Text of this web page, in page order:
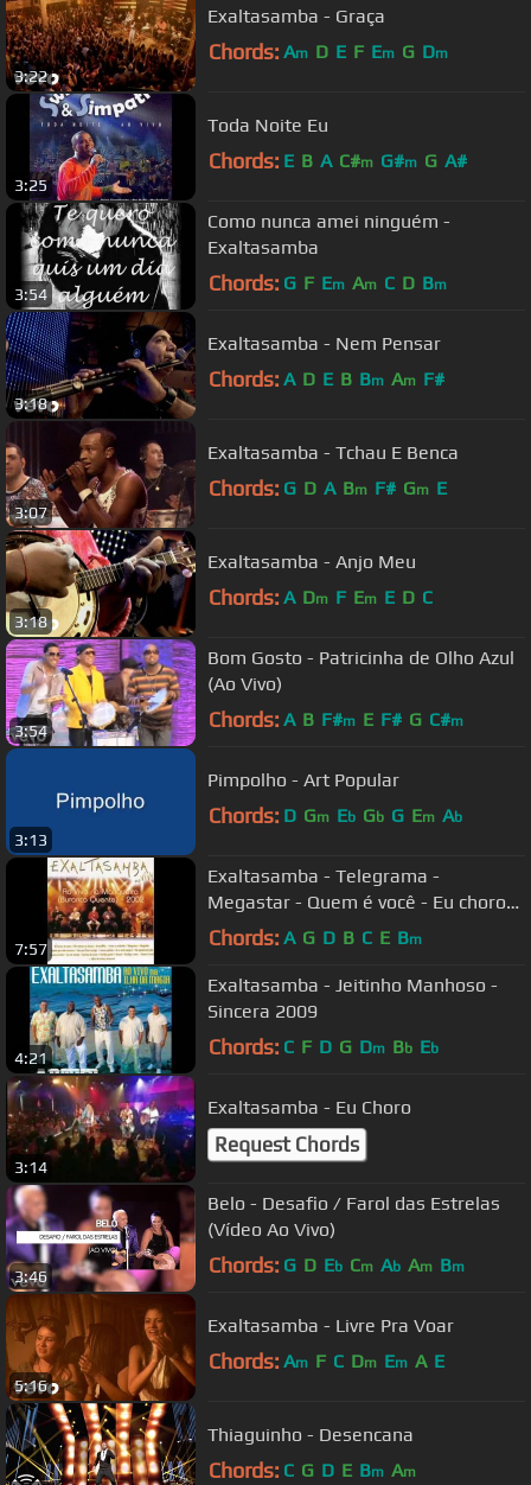
3:22
Exaltasamba - Graça
Chords: Am D E F Em G Dm
3:25
Toda Noite Eu
Chords: E B A C#m G#m G A#
3:54
Como nunca amei ninguém -
Exaltasamba
Chords: G F Em Am C D Bm
3:18
Exaltasamba - Nem Pensar
Chords: A D E B Bm Am F#
3:07
Exaltasamba - Tchau E Benca
Chords: G D A Bm F# Gm E
3:18
Exaltasamba - Anjo Meu
Chords: A Dm F Em E D C
3:54
Bom Gosto - Patricinha de Olho Azul
(Ao Vivo)
Chords: A B F#m E F# G C#m
3:13
Pimpolho - Art Popular
Chords: D Gm Eb Gb G Em Ab
7:57
Exaltasamba - Telegrama -
Megastar - Quem é você - Eu choro
(Mangueira - Buraco quente)
Chords: A G D B C E Bm
4:21
Exaltasamba - Jeitinho Manhoso -
Sincera 2009
Chords: C F D G Dm Bb Eb
3:14
Exaltasamba - Eu Choro
Request Chords
3:46
Belo - Desafio / Farol das Estrelas
(Vídeo Ao Vivo)
Chords: G D Eb Cm Ab Am Bm
5:16
Exaltasamba - Livre Pra Voar
Chords: Am F C Dm Em A E
Thiaguinho - Desencana
Chords: C G D E Bm Am